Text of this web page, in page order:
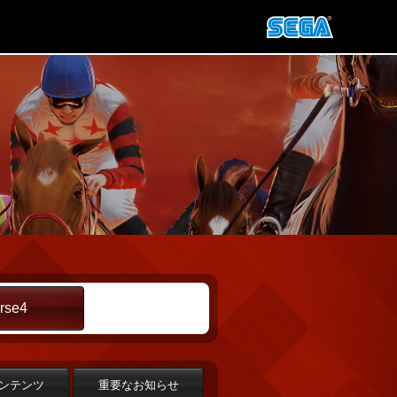
テンツ 重要なお知らせ